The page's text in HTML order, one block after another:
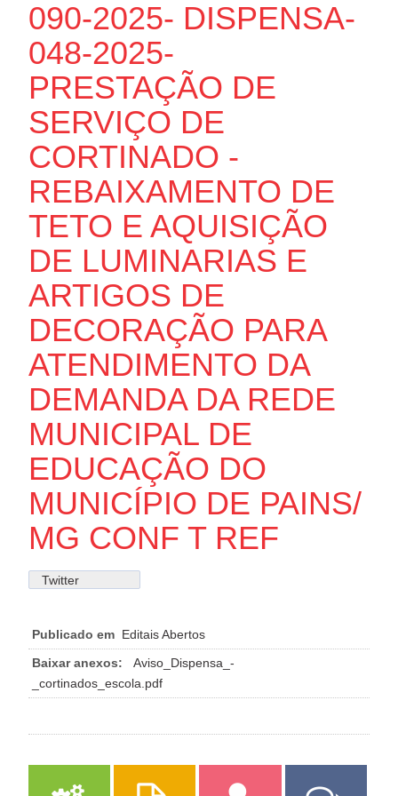
090-2025- DISPENSA-
048-2025-
PRESTAÇÃO DE
SERVIÇO DE
CORTINADO -
REBAIXAMENTO DE
TETO E AQUISIÇÃO
DE LUMINARIAS E
ARTIGOS DE
DECORAÇÃO PARA
ATENDIMENTO DA
DEMANDA DA REDE
MUNICIPAL DE
EDUCAÇÃO DO
MUNICÍPIO DE PAINS/
MG CONF T REF
Twitter
Publicado em Editais Abertos
Baixar anexos:
Aviso_Dispensa_-
_cortinados_escola.pdf